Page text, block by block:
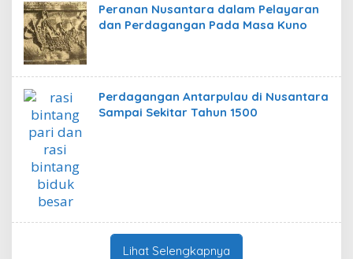
Peranan Nusantara dalam Pelayaran
dan Perdagangan Pada Masa Kuno
Perdagangan Antarpulau di Nusantara
Sampai Sekitar Tahun 1500
Lihat Selengkapnya